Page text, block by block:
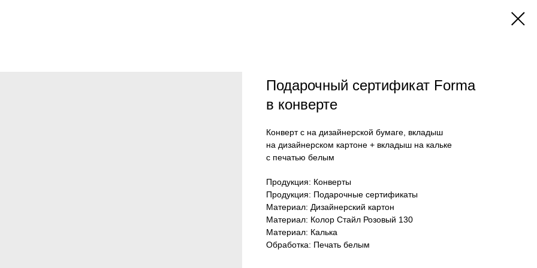
Подарочный сертификат Forma
в конверте
Конверт с на дизайнерской бумаге, вкладыш
на дизайнерском картоне + вкладыш на кальке
с печатью белым
Продукция: Конверты
Продукция: Подарочные сертификаты
Материал: Дизайнерский картон
Материал: Колор Стайл Розовый 130
Материал: Калька
Обработка: Печать белым